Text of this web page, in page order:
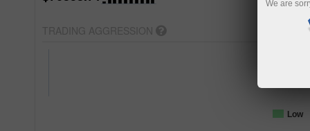
Low
We are